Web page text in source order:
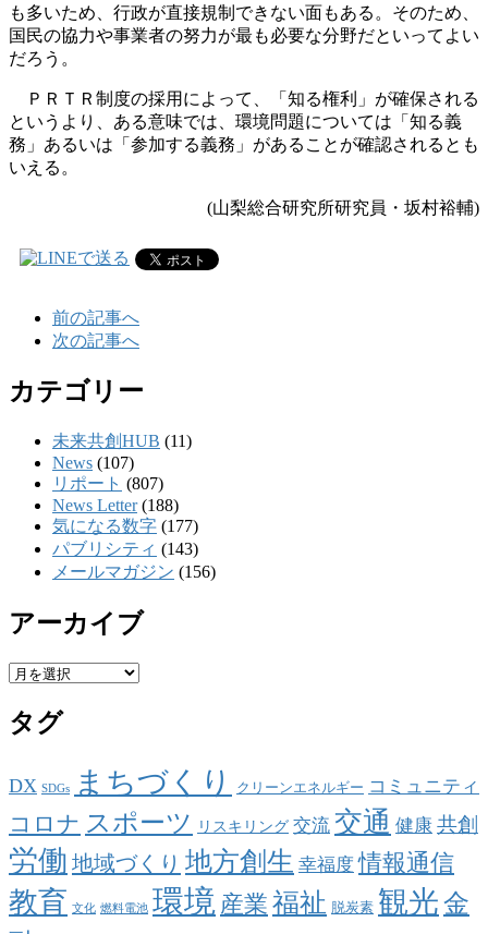
も多いため、行政が直接規制できない面もある。そのため、
国民の協力や事業者の努力が最も必要な分野だといってよい
だろう。
ＰＲＴＲ制度の採用によって、「知る権利」が確保される
というより、ある意味では、環境問題については「知る義
務」あるいは「参加する義務」があることが確認されるとも
いえる。
(山梨総合研究所研究員・坂村裕輔)
前の記事へ
次の記事へ
カテゴリー
未来共創HUB (11)
News (107)
リポート (807)
News Letter(188)
気になる数字 (177)
パブリシティ (143)
メールマガジン (156)
アーカイブ
ア
カ
イ
タグ
DX SDGs まちづくり クリーンエネルギー コミュニティ
コロナ スポーツ リスキリング 交流 交通 健康 共創
労働 地域づくり 地方創生 幸福度 情報通信
教育 文化 燃料電池 環境 産業 福祉 脱炭素 観光金